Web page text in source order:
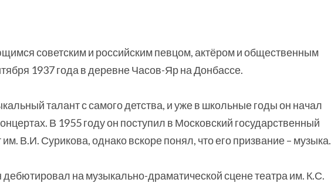
советским и российским певцом, актёром и общественным
1937 года в деревне Часов-Яр на Донбассе.
талант с самого детства, и уже в школьные годы он начал
В 1955 году он поступил в Московский государственный
В.И. Сурикова, однако вскоре понял, что его призвание – музыка.
на музыкально-драматической сцене театра им. К.С.